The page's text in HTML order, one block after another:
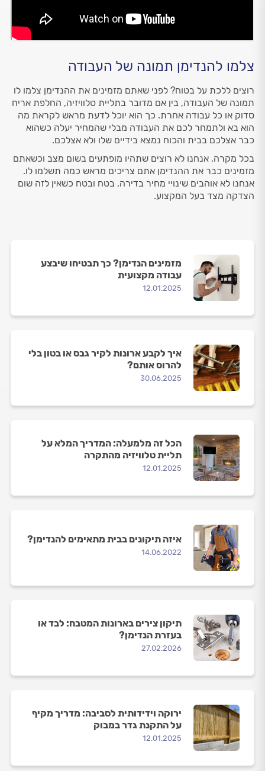
צלמו להנדימן תמונה של העבודה
רוצים ללכת על בטוח? לפני שאתם מזמינים את ההנדימן צלמו לו
תמונה של העבודה, בין אם מדובר בתליית טלוויזיה, החלפת אריח
סדוק או כל עבודה אחרת. כך הוא יוכל לדעת מראש לקראת מה
הוא בא ולתמחר לכם את העבודה מבלי שהמחיר יעלה כשהוא
כבר אצלכם בבית והכוח נמצא בידיים שלו ולא אצלכם.
בכל מקרה, אנחנו לא רוצים שתהיו מופתעים בשום מצב וכשאתם
מזמינים כבר את ההנדימן אתם צריכים מראש כמה תשלמו לו.
אנחנו לא אוהבים שינויי מחיר בדירה, בטח ובטח כשאין לזה שום
הצדקה מצד בעל המקצוע.
מזמינים הנדימן? כך תבטיחו שיבצע
עבודה מקצועית
12.01.2025
איך לקבע ארונות לקיר גבס או בטון בלי
להרוס אותם?
30.06.2025
הכל זה מלמעלה: המדריך המלא על
תליית טלוויזיה מהתקרה
12.01.2025
איזה תיקונים בבית מתאימים להנדימן?
14.06.2022
תיקון צירים בארונות המטבח: לבד או
בעזרת הנדימן?
27.02.2026
ירוקה וידידותית לסביבה: מדריך מקיף
על התקנת גדר במבוק
12.01.2025